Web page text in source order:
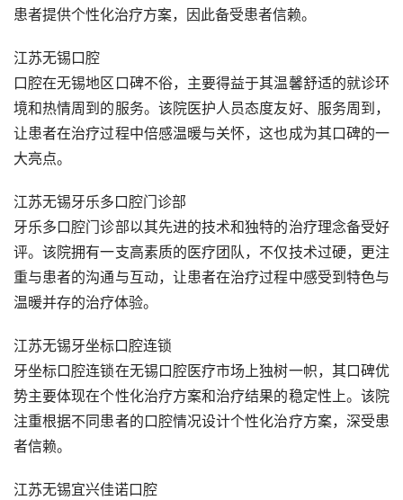
患者提供个性化治疗方案，因此备受患者信赖。
江苏无锡口腔
口腔在无锡地区口碑不俗，主要得益于其温馨舒适的就诊环
境和热情周到的服务。该院医护人员态度友好、服务周到，
让患者在治疗过程中倍感温暖与关怀，这也成为其口碑的一
大亮点。
江苏无锡牙乐多口腔门诊部
牙乐多口腔门诊部以其先进的技术和独特的治疗理念备受好
评。该院拥有一支高素质的医疗团队，不仅技术过硬，更注
重与患者的沟通与互动，让患者在治疗过程中感受到特色与
温暖并存的治疗体验。
江苏无锡牙坐标口腔连锁
牙坐标口腔连锁在无锡口腔医疗市场上独树一帜，其口碑优
势主要体现在个性化治疗方案和治疗结果的稳定性上。该院
注重根据不同患者的口腔情况设计个性化治疗方案，深受患
者信赖。
江苏无锡宜兴佳诺口腔